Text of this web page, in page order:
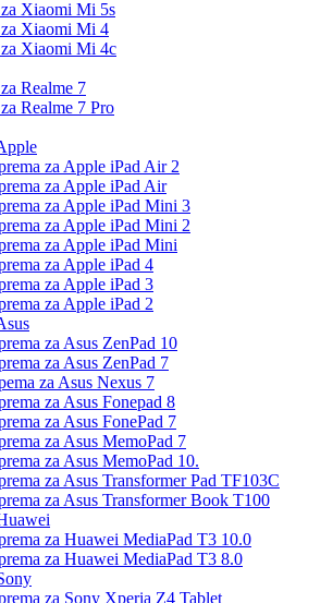
Xiaomi Mi 5s
Xiaomi Mi 4
Xiaomi Mi 4c
Realme 7
Realme 7 Pro
za Apple iPad Air 2
za Apple iPad Air
za Apple iPad Mini 3
za Apple iPad Mini 2
za Apple iPad Mini
za Apple iPad 4
za Apple iPad 3
za Apple iPad 2
za Asus ZenPad 10
za Asus ZenPad 7
za Asus Nexus 7
za Asus Fonepad 8
za Asus FonePad 7
za Asus MemoPad 7
za Asus MemoPad 10.
za Asus Transformer Pad TF103C
za Asus Transformer Book T100
za Huawei MediaPad T3 10.0
za Huawei MediaPad T3 8.0
za Sony Xperia Z4 Tablet